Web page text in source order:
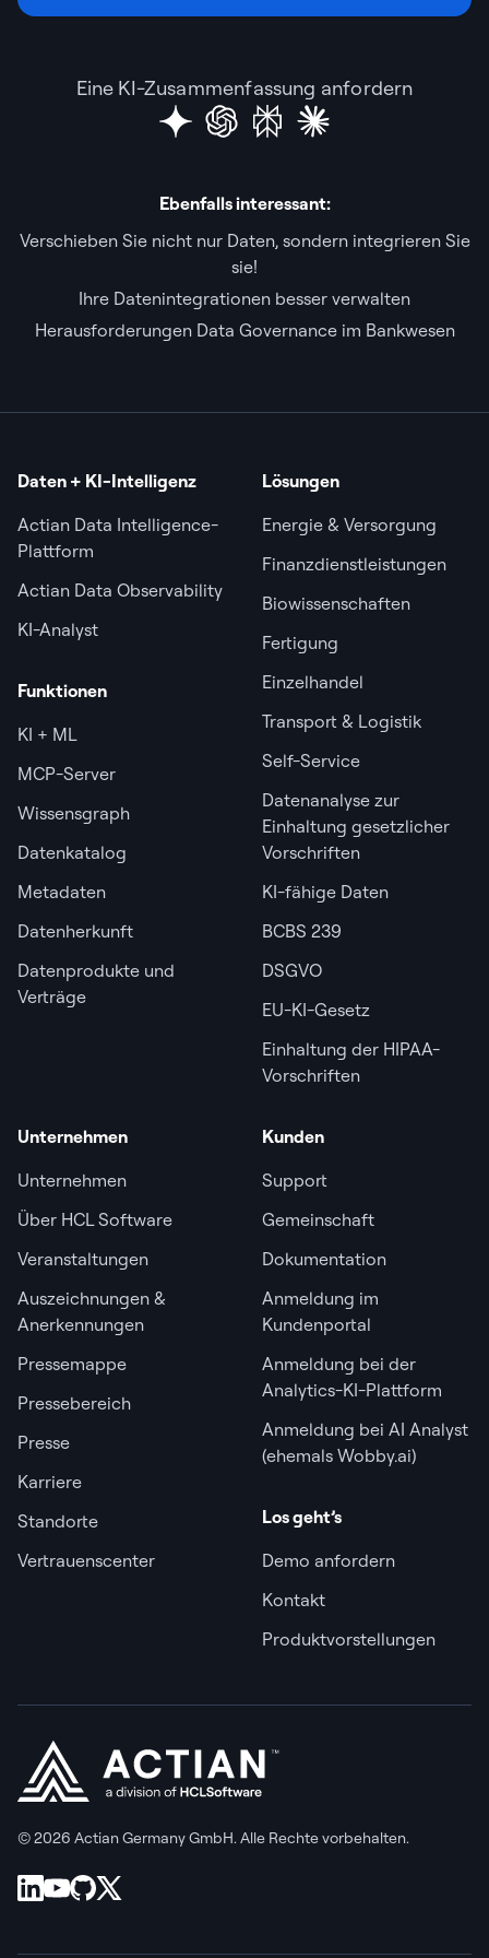
Eine KI-Zusammenfassung anfordern
Ebenfalls interessant:
Verschieben Sie nicht nur Daten, sondern integrieren Sie
sie!
Ihre Datenintegrationen besser verwalten
Herausforderungen Data Governance im Bankwesen
Daten + KI-Intelligenz
Actian Data Intelligence-
Plattform
Actian Data Observability
KI-Analyst
Funktionen
KI + ML
MCP-Server
Wissensgraph
Datenkatalog
Metadaten
Datenherkunft
Datenprodukte und
Verträge
Lösungen
Energie & Versorgung
Finanzdienstleistungen
Biowissenschaften
Fertigung
Einzelhandel
Transport & Logistik
Self-Service
Datenanalyse zur
Einhaltung gesetzlicher
Vorschriften
KI-fähige Daten
BCBS 239
DSGVO
EU-KI-Gesetz
Einhaltung der HIPAA-
Vorschriften
Unternehmen
Unternehmen
Über HCL Software
Veranstaltungen
Auszeichnungen &
Anerkennungen
Pressemappe
Pressebereich
Presse
Karriere
Standorte
Vertrauenscenter
Kunden
Support
Gemeinschaft
Dokumentation
Anmeldung im
Kundenportal
Anmeldung bei der
Analytics-KI-Plattform
Anmeldung bei AI Analyst
(ehemals Wobby.ai)
Los geht’s
Demo anfordern
Kontakt
Produktvorstellungen
© 2026 Actian Germany GmbH. Alle Rechte vorbehalten.